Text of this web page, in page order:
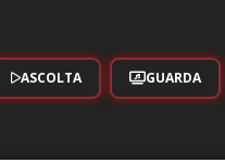
ASCOLTA GUARDA